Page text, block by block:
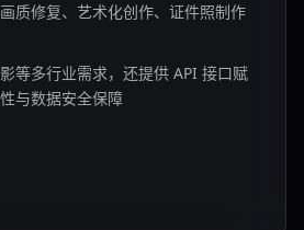
质修复、艺术化创作、证件照制作
等多行业需求，还提供 API 接口赋
与数据安全保障